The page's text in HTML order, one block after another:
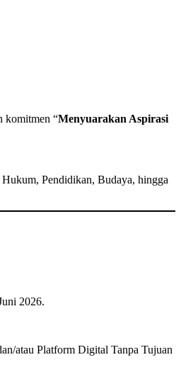
komitmen “Menyuarakan Aspirasi
Pendidikan, Budaya, hingga
2026.
atau Platform Digital Tanpa Tujuan